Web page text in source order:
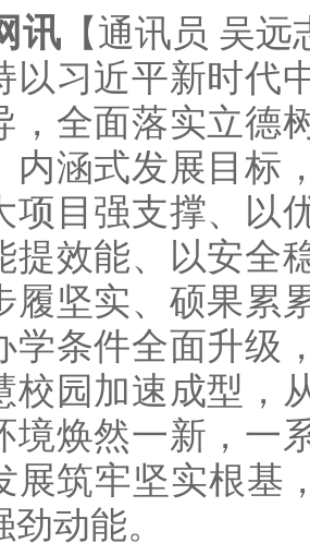
讯【通讯员 吴远
以习近平新时代
，全面落实立德
内涵式发展目标
项目强支撑、以
提效能、以安全
履坚实、硕果累
学条件全面升级
校园加速成型，
境焕然一新，一
展筑牢坚实根基
动能。